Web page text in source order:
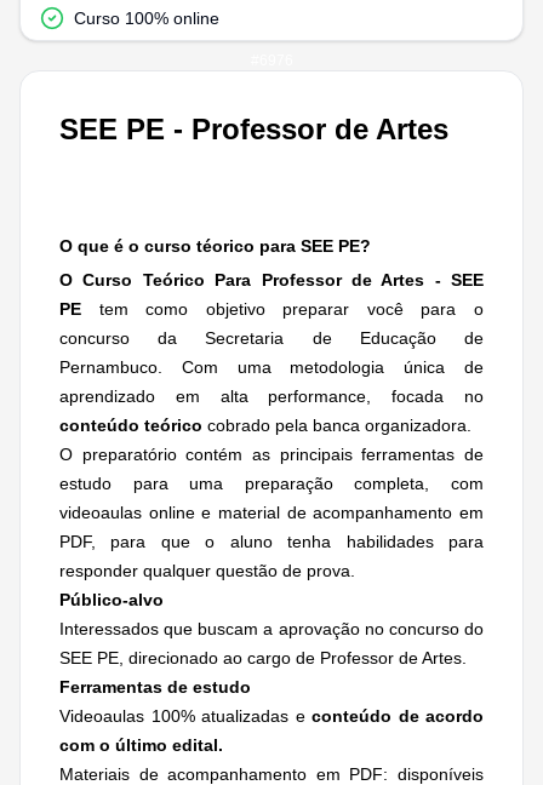
SEE PE - Professor de Artes
O que é o curso téorico para SEE PE?
O Curso Teórico Para Professor de Artes - SEE
PE tem como objetivo preparar você para o
concurso da Secretaria de Educação de
Pernambuco. Com uma metodologia única de
aprendizado em alta performance, focada no
conteúdo teórico cobrado pela banca organizadora.
O preparatório contém as principais ferramentas de
estudo para uma preparação completa, com
videoaulas online e material de acompanhamento em
PDF, para que o aluno tenha habilidades para
responder qualquer questão de prova.
Público-alvo
Interessados que buscam a aprovação no concurso do
SEE PE, direcionado ao cargo de Professor de Artes.
Ferramentas de estudo
Videoaulas 100% atualizadas e conteúdo de acordo
com o último edital.
Materiais de acompanhamento em PDF: disponíveis
Curso 100% online